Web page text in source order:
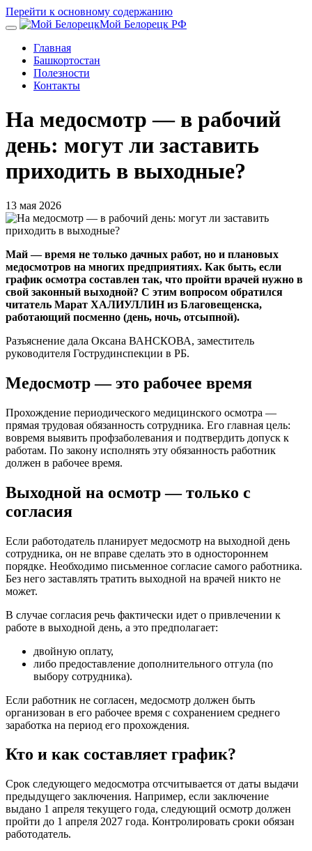
Перейти к основному содержанию
Мой Белорецк РФ
Главная
Башкортостан
Полезности
Контакты
На медосмотр — в рабочий
день: могут ли заставить
приходить в выходные?
13 мая 2026
Май — время не только дачных работ, но и плановых
медосмотров на многих предприятиях. Как быть, если
график осмотра составлен так, что пройти врачей нужно в
свой законный выходной? С этим вопросом обратился
читатель Марат ХАЛИУЛЛИН из Благовещенска,
работающий посменно (день, ночь, отсыпной).
Разъяснение дала Оксана ВАНСКОВА, заместитель
руководителя Гострудинспекции в РБ.
Медосмотр — это рабочее время
Прохождение периодического медицинского осмотра —
прямая трудовая обязанность сотрудника. Его главная цель:
вовремя выявить профзаболевания и подтвердить допуск к
работам. По закону исполнять эту обязанность работник
должен в рабочее время.
Выходной на осмотр — только с
согласия
Если работодатель планирует медосмотр на выходной день
сотрудника, он не вправе сделать это в одностороннем
порядке. Необходимо письменное согласие самого работника.
Без него заставлять тратить выходной на врачей никто не
может.
В случае согласия речь фактически идет о привлечении к
работе в выходной день, а это предполагает:
двойную оплату,
либо предоставление дополнительного отгула (по
выбору сотрудника).
Если работник не согласен, медосмотр должен быть
организован в его рабочее время с сохранением среднего
заработка на период его прохождения.
Кто и как составляет график?
Срок следующего медосмотра отсчитывается от даты выдачи
предыдущего заключения. Например, если заключение
выдано 1 апреля текущего года, следующий осмотр должен
пройти до 1 апреля 2027 года. Контролировать сроки обязан
работодатель.